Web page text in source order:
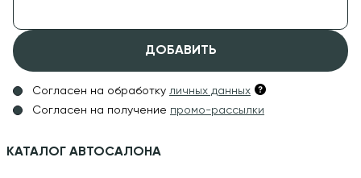
ДОБАВИТЬ
Согласен на обработку личных данных
Согласен на получение промо-рассылки
КАТАЛОГ АВТОСАЛОНА